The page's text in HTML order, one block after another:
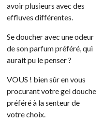
avoir plusieurs avec des
effluves différentes.
Se doucher avec une odeur
de son parfum préféré, qui
aurait pu le penser ?
VOUS ! bien sûr en vous
procurant votre gel douche
préféré à la senteur de
votre choix.